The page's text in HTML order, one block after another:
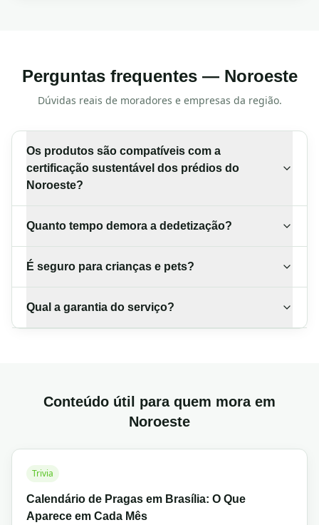
Perguntas frequentes — Noroeste
Dúvidas reais de moradores e empresas da região.
Os produtos são compatíveis com a
certificação sustentável dos prédios do
Noroeste?
Quanto tempo demora a dedetização?
É seguro para crianças e pets?
Qual a garantia do serviço?
Conteúdo útil para quem mora em
Noroeste
Trivia
Calendário de Pragas em Brasília: O Que
Aparece em Cada Mês